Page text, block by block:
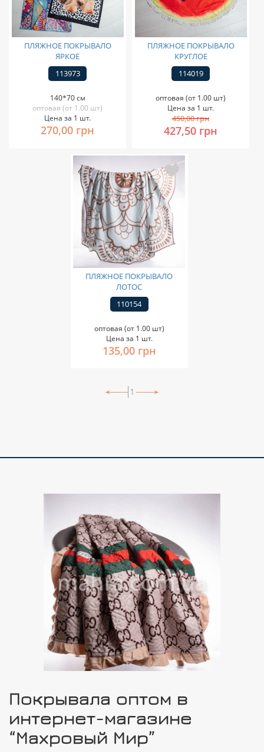
ПЛЯЖНОЕ ПОКРЫВАЛО
ЯРКОЕ
113973
140*70 см
оптовая (от 1.00 шт)
Цена за 1 шт.
270,00 грн
ПЛЯЖНОЕ ПОКРЫВАЛО
КРУГЛОЕ
114019
оптовая (от 1.00 шт)
Цена за 1 шт.
450,00 грн
427,50 грн
ПЛЯЖНОЕ ПОКРЫВАЛО
ЛОТОС
110154
оптовая (от 1.00 шт)
Цена за 1 шт.
135,00 грн
1
Покрывала оптом в
интернет-магазине
“Махровый Мир”